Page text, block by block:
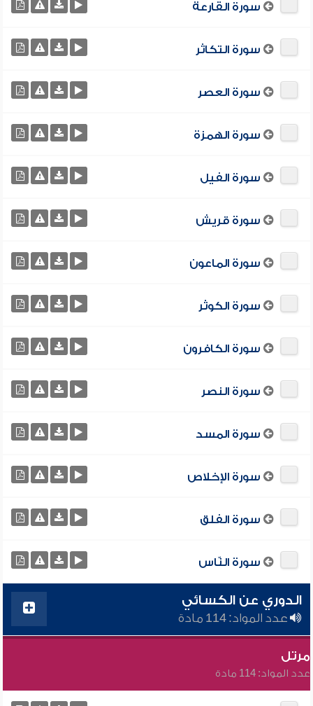
سورة القارعة
سورة التكاثر
سورة العصر
سورة الهمزة
سورة الفيل
سورة قريش
سورة الماعون
سورة الكوثر
سورة الكافرون
سورة النصر
سورة المسد
سورة الإخلاص
سورة الفلق
سورة النّاس
الدوري عن الكسائي
عدد المواد: 114 مادة
مرتل
عدد المواد: 114 مادة